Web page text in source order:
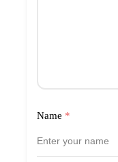
Name *